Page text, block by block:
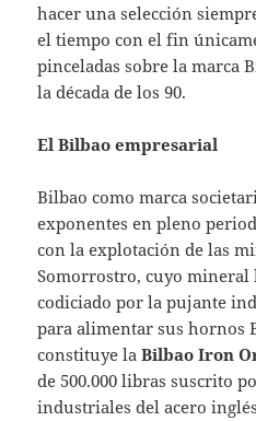
hacer una selección
el tiempo con el fin
pinceladas sobre la marca
la década de los 90.
El Bilbao empresarial
Bilbao como marca
exponentes en pleno
con la explotación de las
Somorrostro, cuyo mineral
codiciado por la pujante
para alimentar sus hornos
constituye laBilbao Iron
de 500.000 libras suscrito
industriales del acero